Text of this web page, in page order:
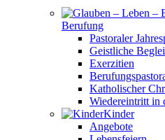
Berufung
Pastoraler
Geistliche
Exerzitien
Katholischer
Wiedereintritt in
Kinder
Angebote